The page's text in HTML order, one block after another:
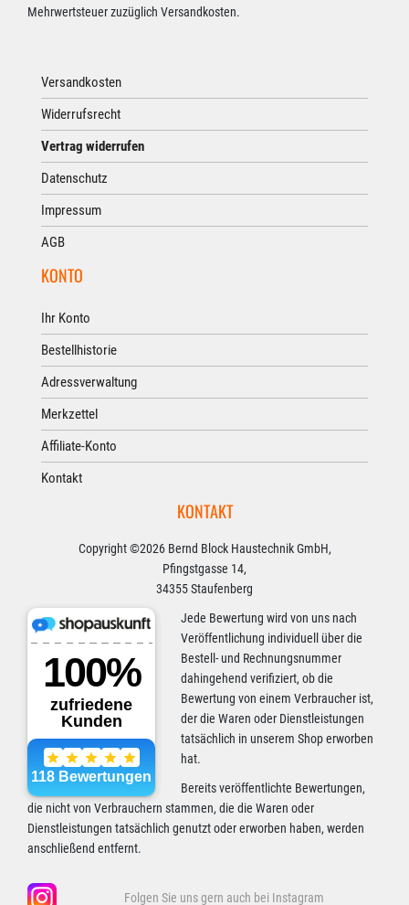
Mehrwertsteuer zuzüglich Versandkosten.
Versandkosten
Widerrufsrecht
Vertrag widerrufen
Datenschutz
Impressum
AGB
KONTO
Ihr Konto
Bestellhistorie
Adressverwaltung
Merkzettel
Affiliate-Konto
Kontakt
KONTAKT
Copyright ©2026 Bernd Block Haustechnik GmbH,
Pfingstgasse 14,
34355 Staufenberg
Jede Bewertung wird von uns nach
Veröffentlichung individuell über die
Bestell- und Rechnungsnummer
dahingehend verifiziert, ob die
Bewertung von einem Verbraucher ist,
der die Waren oder Dienstleistungen
tatsächlich in unserem Shop erworben
hat.
Bereits veröffentlichte Bewertungen,
die nicht von Verbrauchern stammen, die die Waren oder
Dienstleistungen tatsächlich genutzt oder erworben haben, werden
anschließend entfernt.
Folgen Sie uns gern auch bei Instagram